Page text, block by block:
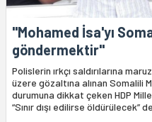
"Mohamed İsa'yı
göndermektir"
Polislerin ırkçı saldırılarına
üzere gözaltına alınan Somalili
durumuna dikkat çeken HDP
“Sınır dışı edilirse öldürülecek”